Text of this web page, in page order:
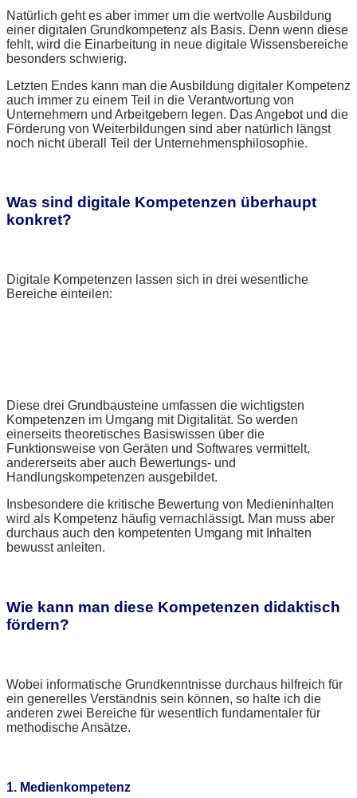
Natürlich geht es aber immer um die wertvolle Ausbildung
einer digitalen Grundkompetenz als Basis. Denn wenn diese
fehlt, wird die Einarbeitung in neue digitale Wissensbereiche
besonders schwierig.
Letzten Endes kann man die Ausbildung digitaler Kompetenz
auch immer zu einem Teil in die Verantwortung von
Unternehmern und Arbeitgebern legen. Das Angebot und die
Förderung von Weiterbildungen sind aber natürlich längst
noch nicht überall Teil der Unternehmensphilosophie.
Was sind digitale Kompetenzen überhaupt
konkret?
Digitale Kompetenzen lassen sich in drei wesentliche
Bereiche einteilen:
Diese drei Grundbausteine umfassen die wichtigsten
Kompetenzen im Umgang mit Digitalität. So werden
einerseits theoretisches Basiswissen über die
Funktionsweise von Geräten und Softwares vermittelt,
andererseits aber auch Bewertungs- und
Handlungskompetenzen ausgebildet.
Insbesondere die kritische Bewertung von Medieninhalten
wird als Kompetenz häufig vernachlässigt. Man muss aber
durchaus auch den kompetenten Umgang mit Inhalten
bewusst anleiten.
Wie kann man diese Kompetenzen didaktisch
fördern?
Wobei informatische Grundkenntnisse durchaus hilfreich für
ein generelles Verständnis sein können, so halte ich die
anderen zwei Bereiche für wesentlich fundamentaler für
methodische Ansätze.
1. Medienkompetenz